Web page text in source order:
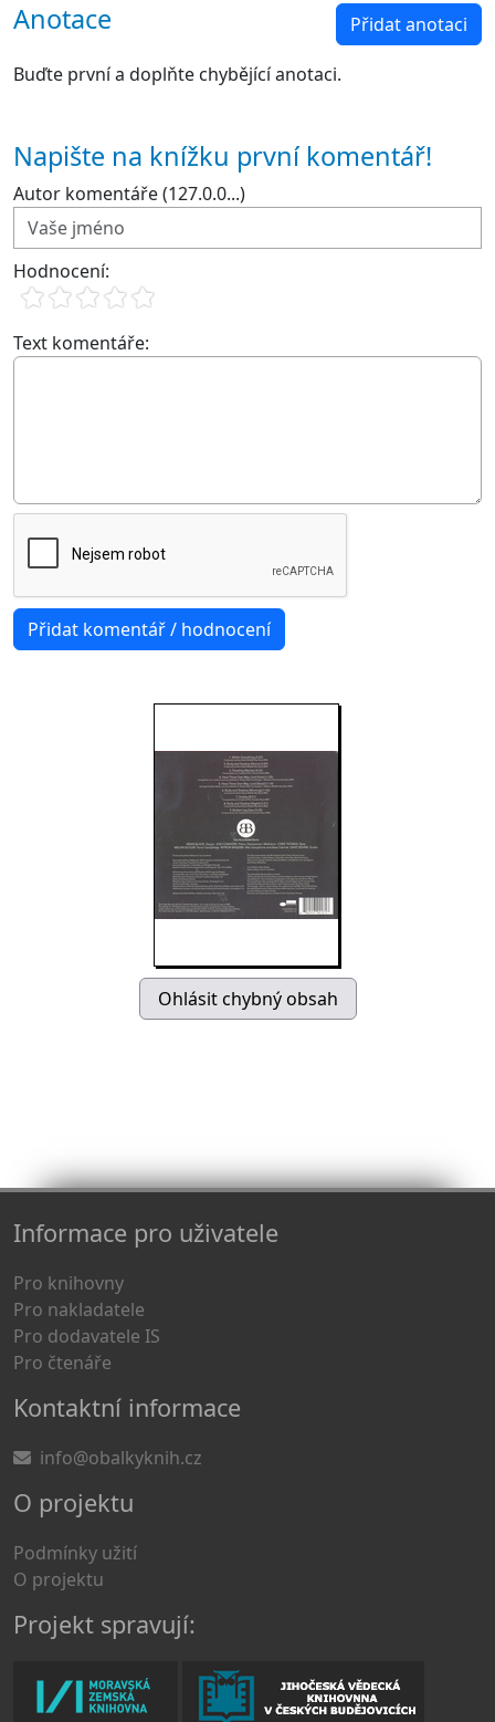
Anotace Přidat anotaci
Buďte první a doplňte chybějící anotaci.
Napište na knížku první komentář!
Autor komentáře (127.0.0...)
Hodnocení:
Text komentáře:
Informace pro uživatele
Pro knihovny
Pro nakladatele
Pro dodavatele IS
Pro čtenáře
Kontaktní informace
info@obalkyknih.cz
O projektu
Podmínky užití
O projektu
Projekt spravují: